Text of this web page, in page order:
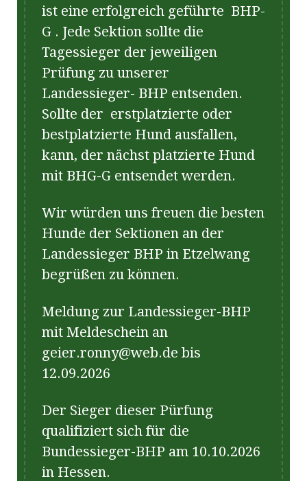
ist eine erfolgreich geführte BHP-
G . Jede Sektion sollte die
Tagessieger der jeweiligen
Prüfung zu unserer
Landessieger- BHP entsenden.
Sollte der erstplatzierte oder
bestplatzierte Hund ausfallen,
kann, der nächst platzierte Hund
mit BHG-G entsendet werden.
Wir würden uns freuen die besten
Hunde der Sektionen an der
Landessieger BHP in Etzelwang
begrüßen zu können.
Meldung zur Landessieger-BHP
mit Meldeschein an
geier.ronny@web.de bis
12.09.2026
Der Sieger dieser Pürfung
qualifiziert sich für die
Bundessieger-BHP am 10.10.2026
in Hessen.